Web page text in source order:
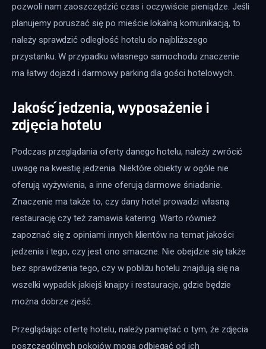
pozwoli nam zaoszczędzić czas i oczywiście pieniądze. Jeśli
planujemy poruszać się po mieście lokalną komunikacją, to
należy sprawdzić odległość hotelu do najbliższego
przystanku. W przypadku własnego samochodu znaczenie
ma łatwy dojazd i darmowy parking dla gości hotelowych.
Jakość jedzenia, wyposażenie i
zdjęcia hotelu
Podczas przeglądania oferty danego hotelu, należy zwrócić
uwagę na kwestię jedzenia. Niektóre obiekty w ogóle nie
oferują wyżywienia, a inne oferują darmowe śniadanie.
Znaczenie ma także to, czy dany hotel prowadzi własną
restaurację czy też zamawia katering. Warto również
zapoznać się z opiniami innych klientów na temat jakości
jedzenia i tego, czy jest ono smaczne. Nie obejdzie się także
bez sprawdzenia tego, czy w pobliżu hotelu znajdują się na
wszelki wypadek jakiejś knajpy i restauracje, gdzie będzie
można dobrze zjeść.
Przeglądając ofertę hotelu, należy pamiętać o tym, że zdjęcia
poszczególnych pokojów mogą odbiegać od ich